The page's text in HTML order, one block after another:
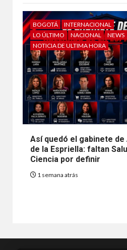
BOGOTÁ
INTERNACIONAL
LO ÚLTIMO
NACIONAL
NEWS
NOTICIA DE ULTIMA HORA
Así quedó el gabinete de
de la Espriella: faltan
Ciencia por definir
1 semana atrás